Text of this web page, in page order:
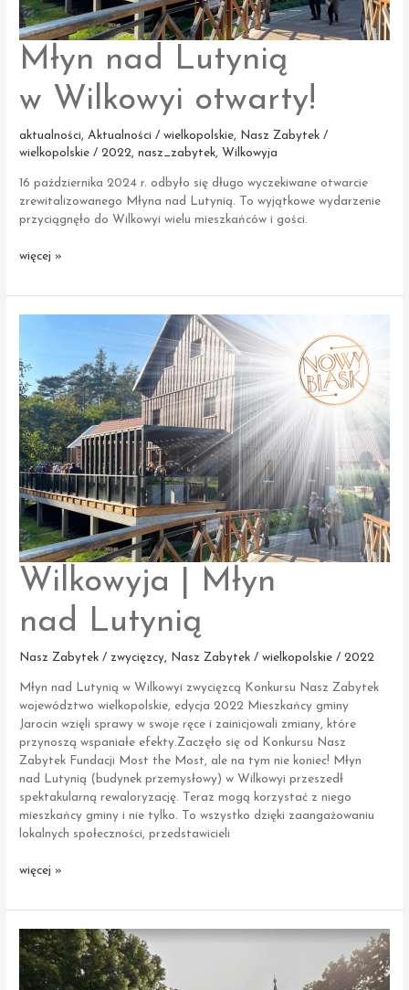
Młyn nad Lutynią
w Wilkowyi otwarty!
aktualności,Aktualności / wielkopolskie,
Nasz Zabytek /
wielkopolskie / 2022,nasz_zabytek, Wilkowyja
16 października 2024 r. odbyło się długo wyczekiwane otwarcie
zrewitalizowanego Młyna nad Lutynią. To wyjątkowe wydarzenie
przyciągnęło do Wilkowyi wielu mieszkańców i gości.
Młyn
więcej »
Wilkowyja | Młyn
nad Lutynią
Nasz Zabytek / zwycięzcy, Nasz Zabytek / wielkopolskie / 2022
Młyn nad Lutynią w Wilkowyi zwycięzcą Konkursu Nasz Zabytek
województwo wielkopolskie, edycja 2022 Mieszkańcy gminy
Jarocin wzięli sprawy w swoje ręce i zainicjowali zmiany, które
przynoszą wspaniałe efekty.Zaczęło się od Konkursu Nasz
Zabytek Fundacji Most the Most, ale na tym nie koniec! Młyn
nad Lutynią (budynek przemysłowy) w Wilkowyi przeszedł
spektakularną rewaloryzację. Teraz mogą korzystać z niego
mieszkańcy gminy i nie tylko. To wszystko dzięki zaangażowaniu
lokalnych społeczności, przedstawicieli
Wilkowyja
więcej »